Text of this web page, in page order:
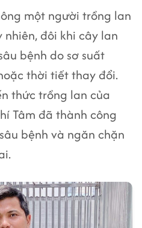
một người trồng lan
đôi khi cây lan
bệnh do sơ suất
thời tiết thay đổi.
thức trồng lan của
Tâm đã thành công
bệnh và ngăn chặn